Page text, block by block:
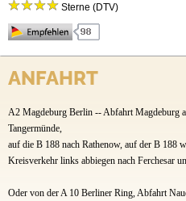
Stellplätze
Mietobjekte
Preise & Prospekte
Anfahrt
News
Sterne (DTV)
Der 4 Sterne Superior Camping und
märkischen Wäldern und dem Ferchesarer-
Westhavelland. - Dem größten Naturpark des
Bootsfahrt auf dem See oder eine Radtour auf
Umland, ist ein Erlebnis besonderer Art. Der
Deutschlands erklärt, da bei klarer Witterung
bloßen Augen wunderbar zum greifen nah
Mit dem Brandenburg Ticket ist eine o,5
ANFAHRT
A2 Magdeburg Berlin -- Abfahrt Magdeburg
Tangermünde,
auf die B 188 nach Rathenow, auf der B 188
Kreisverkehr links abbiegen nach Ferchesar
Oder von der A 10 Berliner Ring, Abfahrt